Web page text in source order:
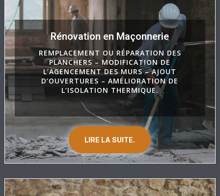
Rénovation en Maçonnerie
REMPLACEMENT OU RÉPARATION DES
PLANCHERS – MODIFICATION DE
L’AGENCEMENT DES MURS – AJOUT
D’OUVERTURES – AMÉLIORATION DE
L’ISOLATION THERMIQUE.
LIRE LA SUITE.